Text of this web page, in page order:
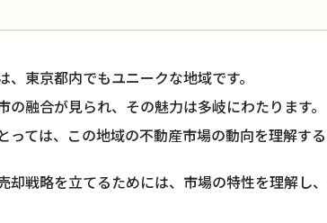
、東京都内でもユニークな地域です。
の融合が見られ、その魅力は多岐にわたります。
っては、この地域の不動産市場の動向を理解する
却戦略を立てるためには、市場の特性を理解し